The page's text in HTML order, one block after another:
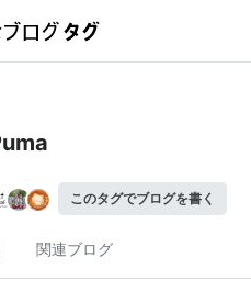
このタグでブログを書く
関連ブログ